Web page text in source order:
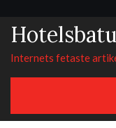
content
Internets fetaste